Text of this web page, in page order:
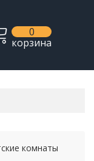
0
корзина
комнаты